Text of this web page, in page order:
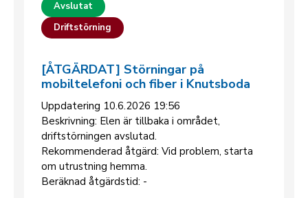
Avslutat
Driftstörning
[ÅTGÄRDAT] Störningar på
mobiltelefoni och fiber i Knutsboda
Uppdatering 10.6.2026 19:56
Beskrivning: Elen är tillbaka i området,
driftstörningen avslutad.
Rekommenderad åtgärd: Vid problem, starta
om utrustning hemma.
Beräknad åtgärdstid: -